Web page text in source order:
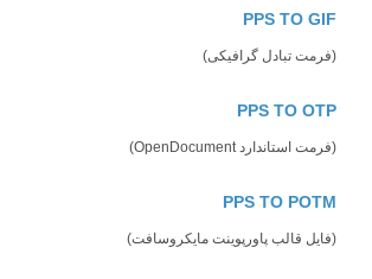
PPS TO GIF
(فرمت تبادل گرافیکی)
PPS TO OTP
(فرمت استاندارد OpenDocument)
PPS TO POTM
(فایل قالب پاورپوینت مایکروسافت)